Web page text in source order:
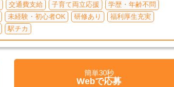
交通費支給 子育て両立応援
学歴・年齢不問
未経験・初心者OK 研修あり
福利厚生充実
駅チカ
簡単30秒
Webで応募